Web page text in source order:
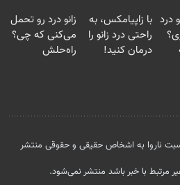
خانگی
میلیون !
درد با زاپیامکس، به
راحتی درد زانو را
درمان کنید!
زانو درد رو تحمل
می‌کنی که چی؟
راه‌حلش
ناروا به اشخاص حقیقی و حقوقی منتشر
مرتبط با خبر باشد منتشر نمی‌شود.